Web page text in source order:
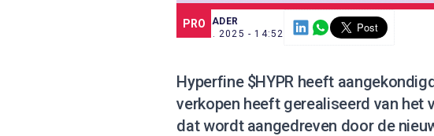
PRO
SCE TRADER
17 JUL. 2025 - 14:52
Hyperfine $HYPR heeft
verkopen heeft gerealiseerd van het
dat wordt aangedreven door de